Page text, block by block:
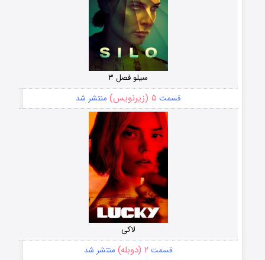
سیلو فصل ۳
قسمت ۵ (زیرنویس) منتشر شد
لاکی
قسمت ۲ (دوبله) منتشر شد